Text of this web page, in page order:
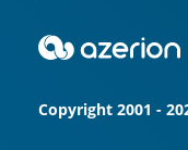
Copyright 2001 -